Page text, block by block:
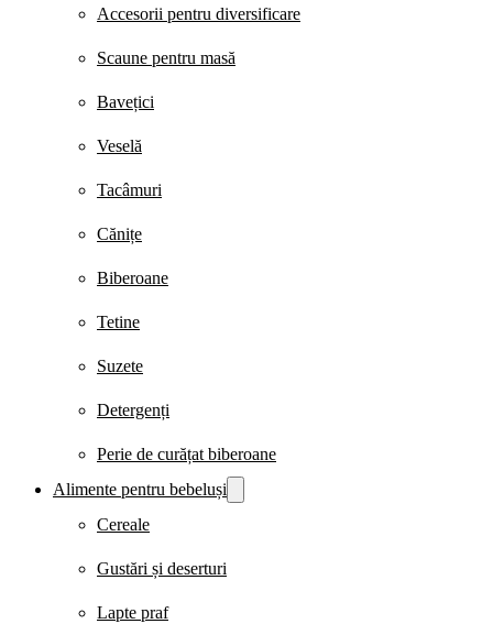
Accesorii pentru diversificare
Scaune pentru masă
Bavețici
Veselă
Tacâmuri
Cănițe
Biberoane
Tetine
Suzete
Detergenți
Perie de curățat biberoane
Alimente pentru bebeluși
Cereale
Gustări și deserturi
Lapte praf